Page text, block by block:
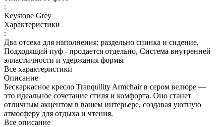
:
Keystone Grey
Характеристики
:
Два отсека для наполнения: раздельно спинка и сидение,
Подходящий пуф - продается отдельно, Система внутренней
элластичности и удержания формы
Все характеристики
Описание
Бескаркасное кресло Tranquility Armchair в сером велюре —
это идеальное сочетание стиля и комфорта. Оно станет
отличным акцентом в вашем интерьере, создавая уютную
атмосферу для отдыха и чтения.
Все описание